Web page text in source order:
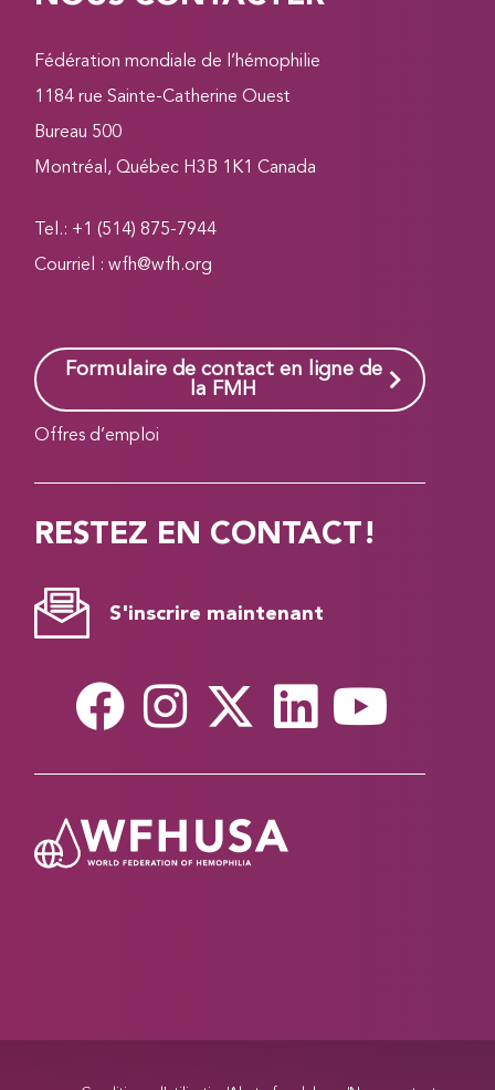
Fédération mondiale de l’hémophilie
1184 rue Sainte-Catherine Ouest
Bureau 500
Montréal, Québec H3B 1K1 Canada
Tel.: +1 (514) 875-7944
Courriel :wfh@wfh.org
Formulaire de contact en ligne de
la FMH
Offres d’emploi
RESTEZ EN CONTACT!
S'inscrire maintenant